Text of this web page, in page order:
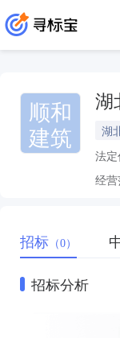
顺和
建筑
湖
湖
法定
经营
招标 （0）
招标分析